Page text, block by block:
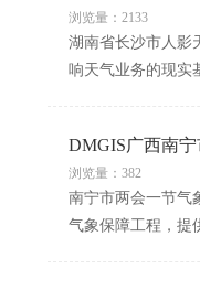
浏览量：2133
湖南省长沙市人影
响天气业务的现实
DMGIS广西南
浏览量：382
南宁市两会一节气
气象保障工程，提